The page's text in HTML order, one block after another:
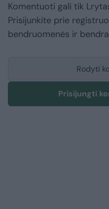
Komentuoti gali tik
Prisijunkite prie
bendruomenės ir
Rodyti
Prisijungti